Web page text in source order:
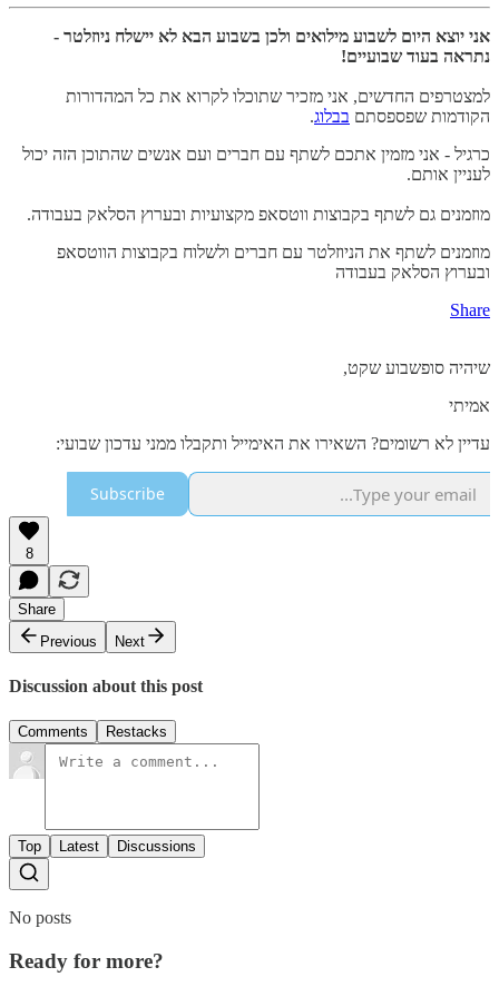
אני יוצא היום לשבוע מילואים ולכן בשבוע הבא לא יישלח ניוזלטר -
נתראה בעוד שבועיים!
למצטרפים החדשים, אני מזכיר שתוכלו לקרוא את כל המהדורות
הקודמות שפספסתם בבלוג.
כרגיל - אני מזמין אתכם לשתף עם חברים ועם אנשים שהתוכן הזה יכול
לעניין אותם.
מוזמנים גם לשתף בקבוצות ווטסאפ מקצועיות ובערוץ הסלאק בעבודה.
מוזמנים לשתף את הניוזלטר עם חברים ולשלוח בקבוצות הווטסאפ
ובערוץ הסלאק בעבודה
Share
שיהיה סופשבוע שקט,
אמיתי
עדיין לא רשומים? השאירו את האימייל ותקבלו ממני עדכון שבועי:
Subscribe
8
Share
Previous
Next
Discussion about this post
Comments Restacks
Top Latest Discussions
No posts
Ready for more?